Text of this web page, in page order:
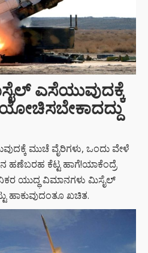
ಎಸೆಯುವುದಕ್ಕೆ
ಮುಚೆ ವೈರಿಗಳು, ಒಂದು ವೇಳೆ
ಕೆಟ್ಟ ಹಾಗೆ!ಯಾಕೆಂದ್ರೆ
ಯುದ್ಧ ವಿಮಾನಗಳು ಮಿಸೈಲ್
ಹಾಕುವುದಂತೂ ಖಚಿತ.